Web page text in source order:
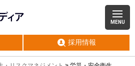
MENU
採用情報